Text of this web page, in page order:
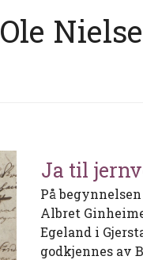
Ole
Ja til
På
Albret
Egeland i
godkjennes av